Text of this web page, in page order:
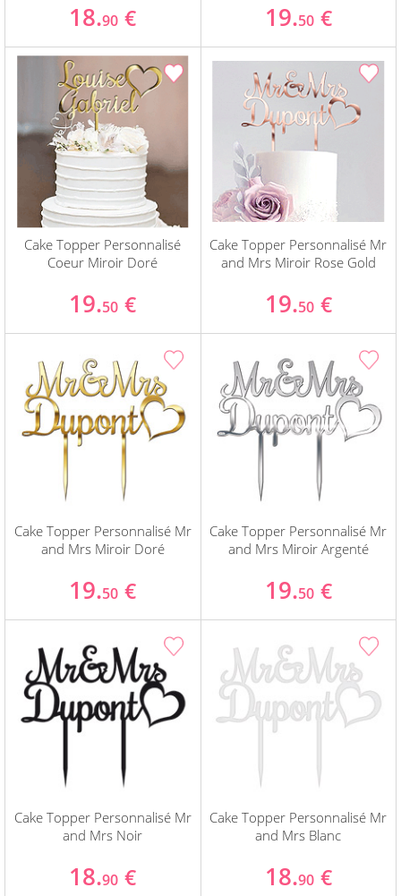
18.90 € 19.50 €
Cake Topper Personnalisé
Coeur Miroir Doré
19.50 €
Cake Topper Personnalisé Mr
and Mrs Miroir Rose Gold
19.50 €
Cake Topper Personnalisé Mr
and Mrs Miroir Doré
19.50 €
Cake Topper Personnalisé Mr
and Mrs Miroir Argenté
19.50 €
Cake Topper Personnalisé Mr
and Mrs Noir
18.90 €
Cake Topper Personnalisé Mr
and Mrs Blanc
18.90 €